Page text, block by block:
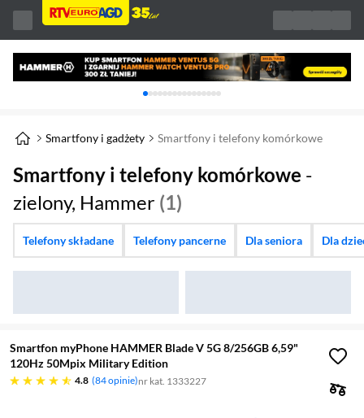
Karuzela z banerami, aktualny element 1 z
Smartfony i gadżety Smartfony i telefony komórkowe
Smartfony i telefony komórkowe -
zielony, Hammer (1)
Telefony składane Telefony pancerne Dla seniora Dla
Smartfon myPhone HAMMER Blade V 5G 8/256GB 6,59"
120Hz 50Mpix Military Edition
4.8
4.8 gwiazdek 84 opinie nr kat. 1333227